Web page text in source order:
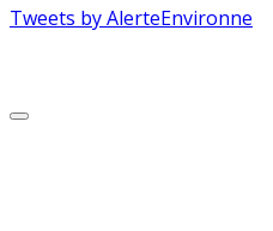
Tweets by AlerteEnvironne
Scroll